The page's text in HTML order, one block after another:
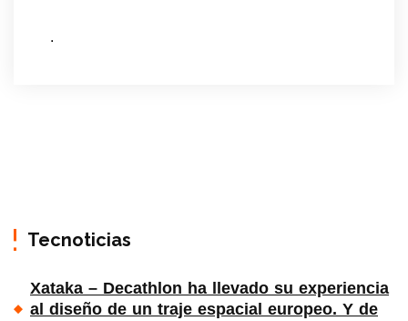
.
Tecnoticias
Xataka – Decathlon ha llevado su experiencia
al diseño de un traje espacial europeo. Y de